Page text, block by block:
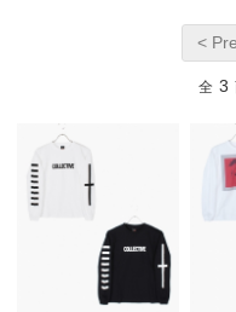
<
全 3